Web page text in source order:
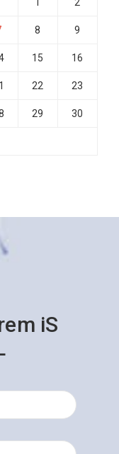
1 2
8 9
15 16
22 23
29 30
iS